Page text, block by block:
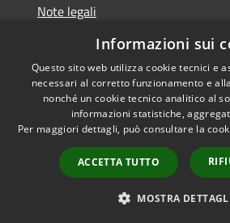
Note legali
Dichiarazione di accessibilità
Accessibilità
Informazioni sui
Questo sito web utilizza cookie tecnici e
necessari al corretto funzionamento e
nonché un cookie tecnico analitico al
informazioni statistiche,
Per maggiori dettagli, può consultare la
ACCETTA TUTTO
MOSTRA